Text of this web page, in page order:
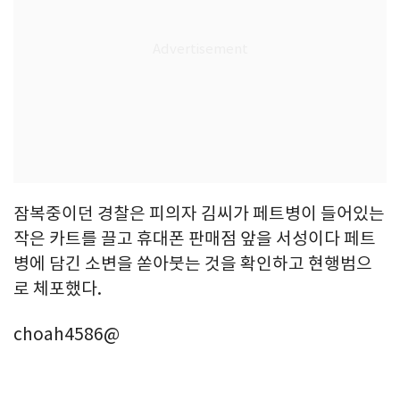
잠복중이던 경찰은 피의자 김씨가 페트병이 들어있는
작은 카트를 끌고 휴대폰 판매점 앞을 서성이다 페트
병에 담긴 소변을 쏟아붓는 것을 확인하고 현행범으
로 체포했다.
choah4586@